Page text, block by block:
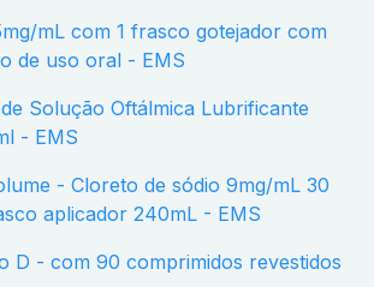
de uso oral - EMS
- EMS
aplicador 240mL - EMS